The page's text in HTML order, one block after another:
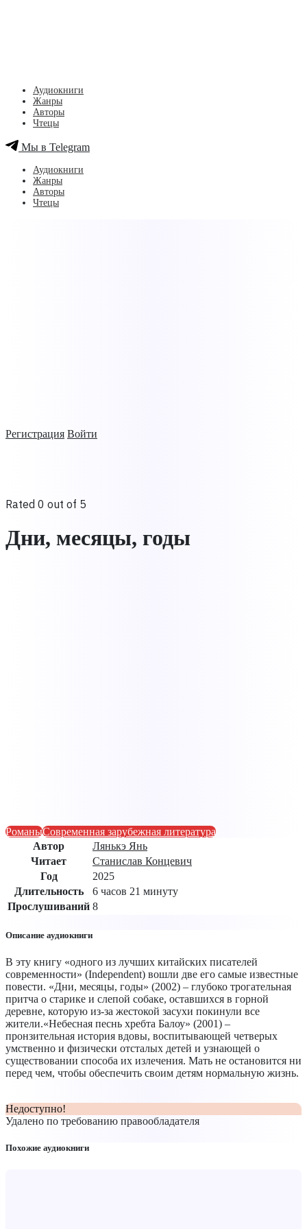
Регистрация Войти
Аудиокниги
Жанры
Авторы
Чтецы
Мы в Telegram
Аудиокниги
Жанры
Авторы
Чтецы
Rated 0 out of 5
Дни, месяцы, годы
РоманыСовременная зарубежная литература
Автор
Лянькэ Янь
Читает
Станислав Концевич
Год
2025
Длительность
6 часов 21 минуту
Прослушиваний 8
Описание аудиокниги
В эту книгу «одного из лучших китайских писателей
современности» (Independent) вошли две его самые известные
повести. «Дни, месяцы, годы» (2002) – глубоко трогательная
притча о старике и слепой собаке, оставшихся в горной
деревне, которую из-за жестокой засухи покинули все
жители.«Небесная песнь хребта Балоу» (2001) –
пронзительная история вдовы, воспитывающей четверых
умственно и физически отсталых детей и узнающей о
существовании способа их излечения. Мать не остановится ни
перед чем, чтобы обеспечить своим детям нормальную жизнь.
Недоступно!
Удалено по требованию правообладателя
Похожие аудиокниги